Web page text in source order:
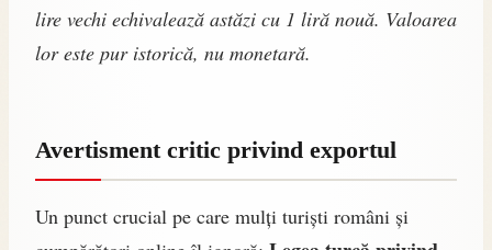
lire vechi echivalează astăzi cu 1 liră nouă. Valoarea
lor este pur istorică, nu monetară.
Avertisment critic privind exportul
Un punct crucial pe care mulți turiști români și